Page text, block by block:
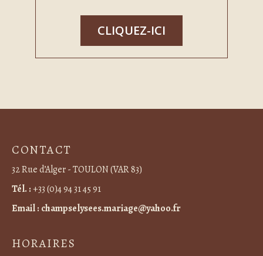
CLIQUEZ-ICI
CONTACT
32 Rue d’Alger - TOULON (VAR 83)
Tél. :+33 (0)4 94 31 45 91
Email : champselysees.mariage@yahoo.fr
HORAIRES